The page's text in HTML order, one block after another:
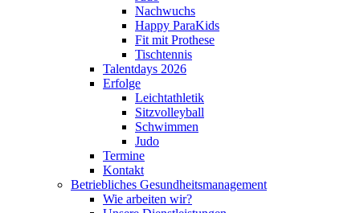
Nachwuchs
Happy ParaKids
Fit mit Prothese
Tischtennis
Talentdays 2026
Erfolge
Leichtathletik
Sitzvolleyball
Schwimmen
Judo
Termine
Kontakt
Betriebliches Gesundheits­management
Wie arbeiten wir?